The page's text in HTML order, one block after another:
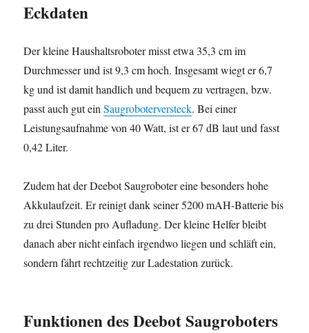
Eckdaten
Der kleine Haushaltsroboter misst etwa 35,3 cm im
Durchmesser und ist 9,3 cm hoch. Insgesamt wiegt er 6,7
kg und ist damit handlich und bequem zu vertragen, bzw.
passt auch gut einSaugroboterversteck. Bei einer
Leistungsaufnahme von 40 Watt, ist er 67 dB laut und fasst
0,42 Liter.
Zudem hat der Deebot Saugroboter eine besonders hohe
Akkulaufzeit. Er reinigt dank seiner 5200 mAH-Batterie bis
zu drei Stunden pro Aufladung. Der kleine Helfer bleibt
danach aber nicht einfach irgendwo liegen und schläft ein,
sondern fährt rechtzeitig zur Ladestation zurück.
Funktionendes Deebot Saugroboters